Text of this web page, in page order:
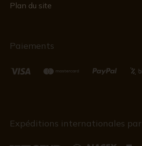
Plan du site
Paiements
Expéditions internationales par